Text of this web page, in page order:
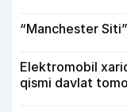
“Manchester
Elektromobil
qismi davlat